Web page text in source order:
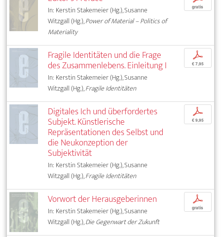
In: Kerstin Stakemeier (Hg.), Susanne
Witzgall (Hg.),Power of Material – Politics of
Materiality
gratis
Fragile Identitäten und die Frage
des Zusammenlebens. Einleitung I
In: Kerstin Stakemeier (Hg.), Susanne
Witzgall (Hg.),Fragile Identitäten
p
€ 7,95
Digitales Ich und überfordertes
Subjekt. Künstlerische
Repräsentationen des Selbst und
die Neukonzeption der
Subjektivität
In: Kerstin Stakemeier (Hg.), Susanne
Witzgall (Hg.),Fragile Identitäten
p
€ 9,95
Vorwort der Herausgeberinnen
In: Kerstin Stakemeier (Hg.), Susanne
Witzgall (Hg.),Die Gegenwart der Zukunft
p
gratis